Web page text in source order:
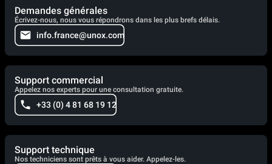
Demandes générales
Écrivez-nous, nous vous répondrons dans les plus brefs délais.
info.france@unox.com
Support commercial
Appelez nos experts pour une consultation gratuite.
+33 (0) 4 81 68 19 12
Support technique
Nos techniciens sont prêts à vous aider. Appelez-les.